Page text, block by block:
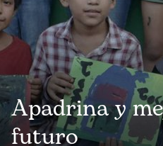
Apadrina y
futuro